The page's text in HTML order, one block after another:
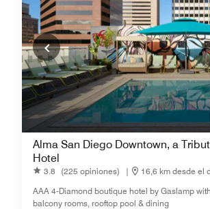
Alma San Diego Downtown, a
Hotel
3.8 (225 opiniones) |
16,6 km desde el
AAA 4-Diamond boutique hotel by Gaslamp
balcony rooms, rooftop pool & dining